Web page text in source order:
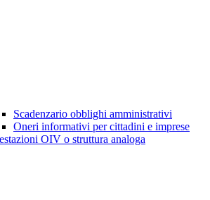
Scadenzario obblighi amministrativi
Oneri informativi per cittadini e imprese
OIV o struttura analoga